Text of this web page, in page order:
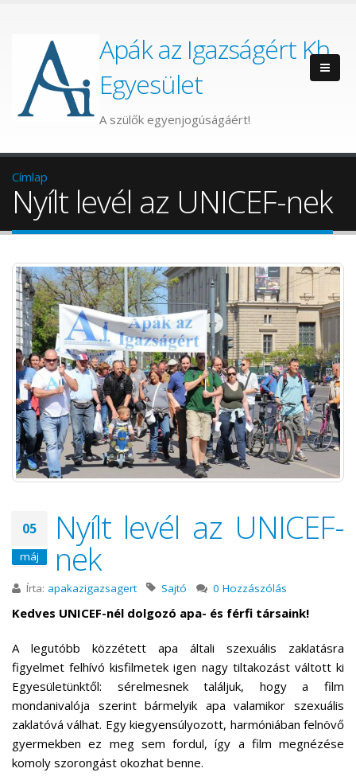
Apák az Igazságért Kh.
Egyesület
A szülők egyenjogúságáért!
Címlap
Nyílt levél az UNICEF-nek
05
máj
Nyílt levél az UNICEF-
nek
Írta: apakazigazsagert Sajtó 0 Hozzászólás
Kedves UNICEF-nél dolgozó apa- és férfi társaink!
A legutóbb közzétett apa általi szexuális zaklatásra
figyelmet felhívó kisfilmetek igen nagy tiltakozást váltott ki
Egyesületünktől: sérelmesnek találjuk, hogy a film
mondanivalója szerint bármelyik apa valamikor szexuális
zaklatóvá válhat. Egy kiegyensúlyozott, harmóniában felnövő
gyermekben ez meg sem fordul, így a film megnézése
komoly szorongást okozhat benne.